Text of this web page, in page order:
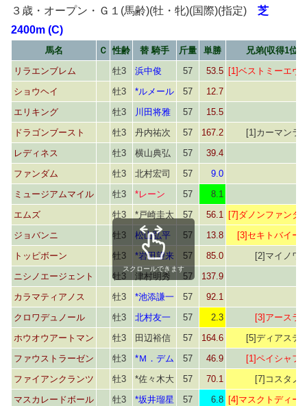
３歳・オープン・Ｇ１(馬齢)(牡・牝)(国際)(指定) 芝
2400m (C)
馬名 Ｃ 性齢 替 騎手 斤量 単勝
兄弟(収得1位)
リラエンブレム
牡3 浜中俊 57 53.5 [1]ベストミーエヴ
ショウヘイ
牡3 *ルメール 57
12.7
エリキング
牡3 川田将雅 57
15.5
ドラゴンブースト
牡3 丹内祐次 57 167.2
[1]カーマンラ
レディネス
牡3 横山典弘 57
39.4
ファンダム
牡3 北村宏司 57
9.0
ミュージアムマイル
牡3 *レーン 57
8.1
エムズ
牡3 *戸崎圭太 57 56.1 [7]ダノンファンタ
ジョバンニ
牡3 松山弘平 57 13.8
[3]セキトバイー
トッピボーン
牡3 *岩田望来 57 85.0
[2]マイノワ
ニシノエージェント
牡3 津村明秀 57
137.9
カラマティアノス
牡3 *池添謙一 57
92.1
クロワデュノール
牡3 北村友一 57 2.3
[3]アースラ
ホウオウアートマン
牡3 田辺裕信 57 164.6
[5]ディアステ
ファウストラーゼン
牡3 *Ｍ．デム 57 46.9
[1]ペイシャフ
ファイアンクランツ
牡3 *佐々木大 57 70.1
[7]コスタノ
マスカレードボール
牡3 *坂井瑠星 57 6.8 [4]マスクトディー
スクロールできます